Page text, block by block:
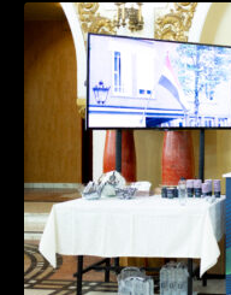
sensing
in timp